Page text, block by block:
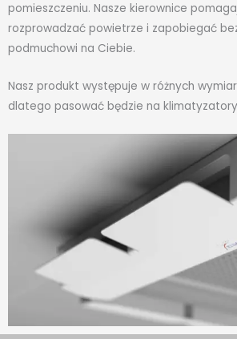
pomieszczeniu. Nasze kierownice
rozprowadzać powietrze i zapobiegać
podmuchowi na Ciebie.
Nasz produkt występuje w różnych
dlatego pasować będzie na klimatyzatory